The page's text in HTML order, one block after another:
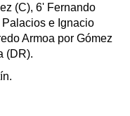
(C), 6' Fernando
Palacios e Ignacio
Armoa por Gómez
(DR).